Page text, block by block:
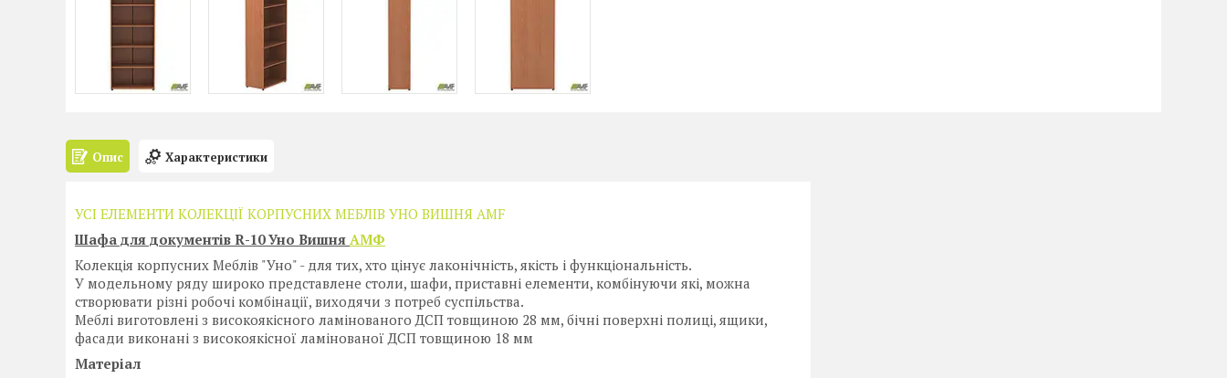
Опис Характеристики
УСІ ЕЛЕМЕНТИ КОЛЕКЦІЇ КОРПУСНИХ МЕБЛІВ УНО ВИШНЯ AMF
Шафа для документів R-10 Уно Вишня АМФ
Колекція корпусних Меблів "Уно" - для тих, хто цінує лаконічність, якість і функціональність.
У модельному ряду широко представлене столи, шафи, приставні елементи, комбінуючи які, можна
створювати різні робочі комбінації, виходячи з потреб суспільства.
Меблі виготовлені з високоякісного ламінованого ДСП товщиною 28 мм, бічні поверхні полиці, ящики,
фасади виконані з високоякісної ламінованої ДСП товщиною 18 мм
Матеріал